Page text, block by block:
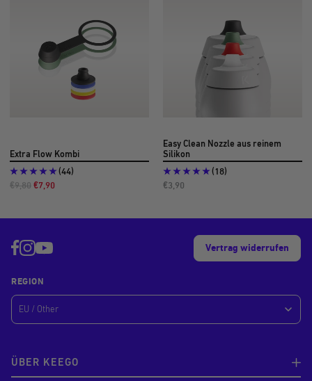
Extra Flow Kombi
(44)
Angebotspreis
€7,90
Regulärer
€9,80
Easy Clean Nozzle aus reinem
Silikon
(18)
Angebotspreis
€3,90
ÜBER KEEGO
Vertrag widerrufen
REGION